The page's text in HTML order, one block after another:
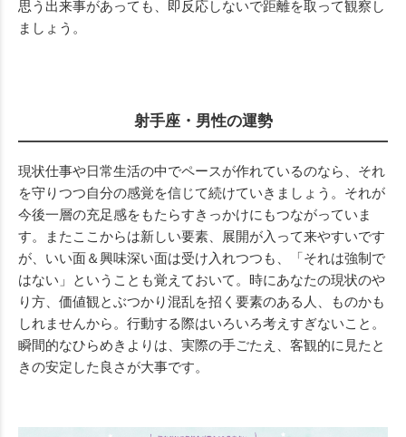
思う出来事があっても、即反応しないで距離を取って観察し
ましょう。
射手座・男性の運勢
現状仕事や日常生活の中でペースが作れているのなら、それ
を守りつつ自分の感覚を信じて続けていきましょう。それが
今後一層の充足感をもたらすきっかけにもつながっていま
す。またここからは新しい要素、展開が入って来やすいです
が、いい面＆興味深い面は受け入れつつも、「それは強制で
はない」ということも覚えておいて。時にあなたの現状のや
り方、価値観とぶつかり混乱を招く要素のある人、ものかも
しれませんから。行動する際はいろいろ考えすぎないこと。
瞬間的なひらめきよりは、実際の手ごたえ、客観的に見たと
きの安定した良さが大事です。